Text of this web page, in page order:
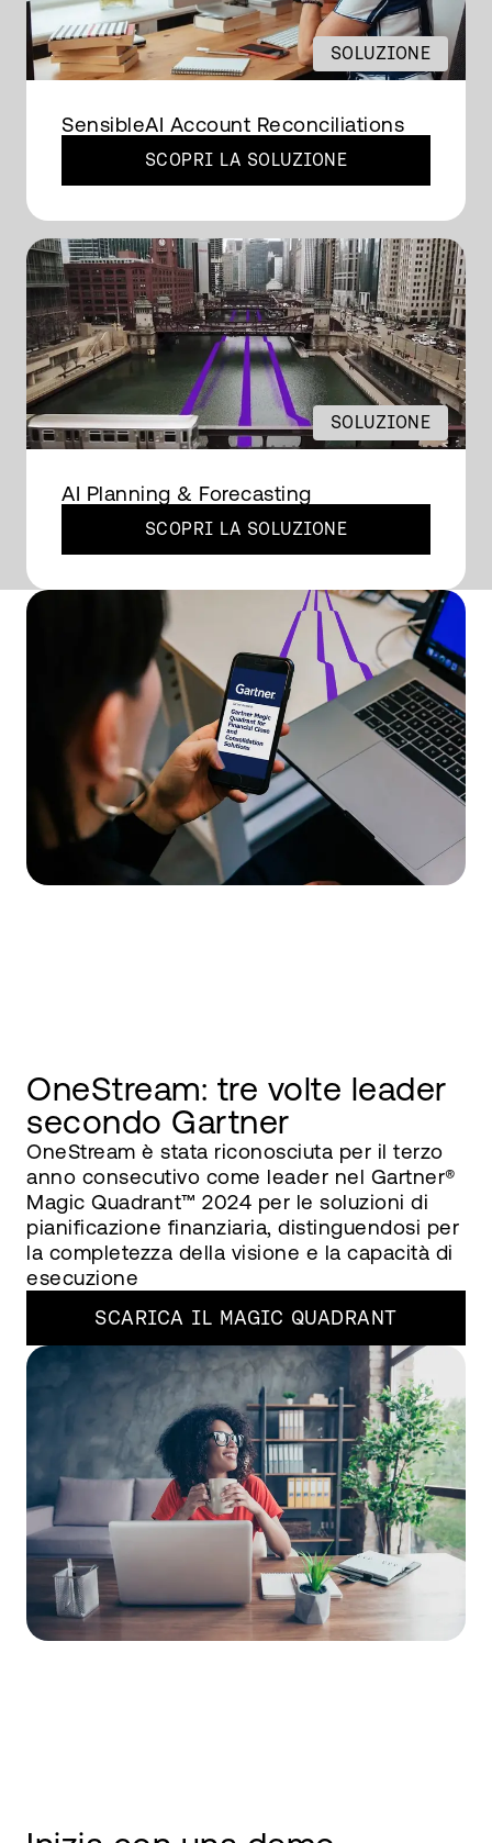
SOLUZIONE
SensibleAI Account Reconciliations
SCOPRI LA SOLUZIONE
SOLUZIONE
AI Planning & Forecasting
SCOPRI LA SOLUZIONE
OneStream: tre volte leader
secondo Gartner
OneStream è stata riconosciuta per il terzo
anno consecutivo come leader nel Gartner®
Magic Quadrant™ 2024 per le soluzioni di
pianificazione finanziaria, distinguendosi per
la completezza della visione e la capacità di
esecuzione
SCARICA IL MAGIC QUADRANT